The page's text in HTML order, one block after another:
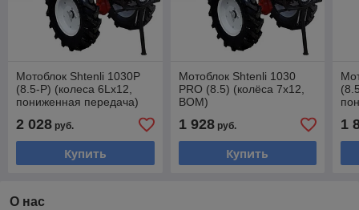
Мотоблок Shtenli 1030P
(8.5-P) (колеса 6Lх12,
пониженная передача)
2 028 руб.
Купить
Мотоблок Shtenli 1030
PRO (8.5) (колёса 7х12,
ВОМ)
1 928руб.
Купить
1
О нас